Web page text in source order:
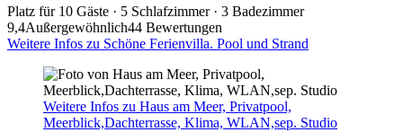
Platz für 10 Gäste · 5 Schlafzimmer · 3 Badezimmer
9,4Außergewöhnlich44 Bewertungen
Weitere Infos zu Schöne Ferienvilla. Pool und Strand
Weitere Infos zu Haus am Meer, Privatpool,
Meerblick,Dachterrasse, Klima, WLAN,sep. Studio